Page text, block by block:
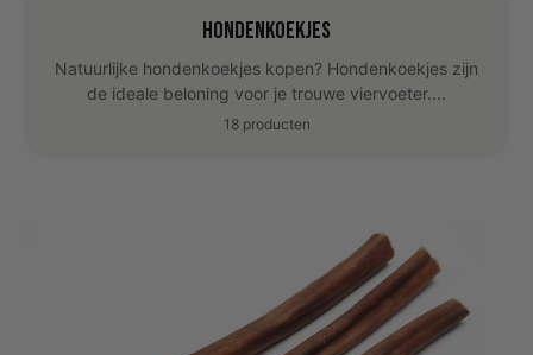
Hondenkoekjes
Natuurlijke hondenkoekjes kopen? Hondenkoekjes zijn
de ideale beloning voor je trouwe viervoeter....
18 producten